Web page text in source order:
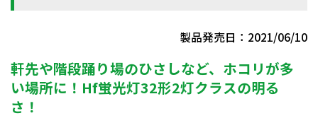
製品発売日：2021/06/10
軒先や階段踊り場のひさしなど、ホコリが多
い場所に！Hf蛍光灯32形2灯クラスの明る
さ！